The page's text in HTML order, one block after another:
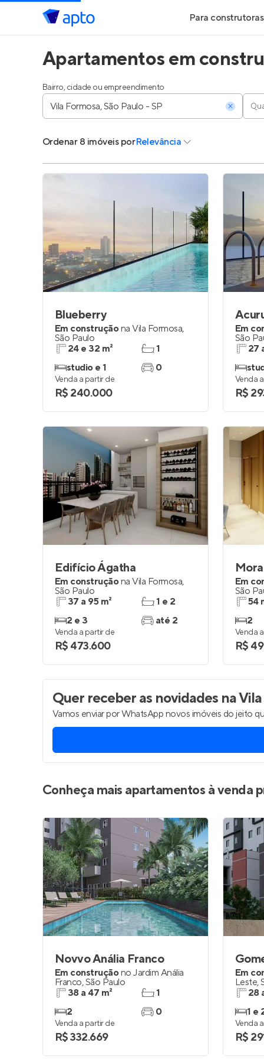
Para construtoras
Geração de
Geração de
Parcerias
Anunciar
Entrar no
Apartamentos em
Bairro, cidade ou empreendimento
Ordenar 8 imóveis porRelevância
Blueberry
Em construçãona Vila Formosa,
São Paulo
24 e 32 m²
studio e 1
1
0
Venda a partir de
R$ 240.000
Em
São
27
Venda
R$
Edifício Ágatha
Em construçãona Vila Formosa,
São Paulo
37 a 95 m²
2 e 3
1 e 2
até 2
Venda a partir de
R$ 473.600
Em
São
54
2
Venda
R$
Quer receber as novidades na
Vamos enviar por WhatsApp novos imóveis do jeito
Conheça mais apartamentos à venda
Novvo Anália Franco
Em construçãono Jardim Anália
Franco,São Paulo
38 a 47 m²
2
1
0
Venda a partir de
R$ 332.669
Em
Leste,
28
1 e
Venda
R$